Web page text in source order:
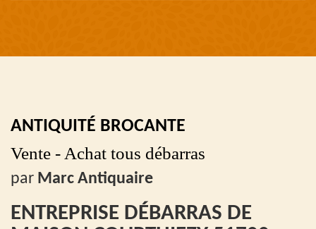
ANTIQUITÉ BROCANTE
Vente - Achat tous débarras
par Marc Antiquaire
ENTREPRISE DÉBARRAS DE